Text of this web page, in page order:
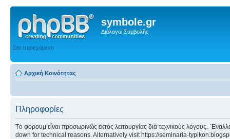
symbole.gr
Διάλογοι Συμβολῆς
Στο περιεχόμενο
Αρχική Κοινότητας
Πληροφορίες
Τὸ φόρουμ εἶναι προσωρινῶς ἐκτὸς λειτουργίας διὰ τεχνικοὺς λόγους.
down for technical reasons. Alternatively visit https://seminaria-